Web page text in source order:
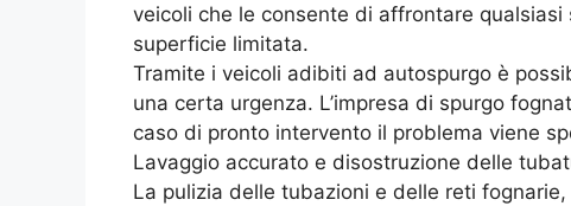
veicoli che le consente di affrontare
superficie limitata.
Tramite i veicoli adibiti ad autospurgo è
una certa urgenza. L’impresa di spurgo
caso di pronto intervento il problema viene
Lavaggio accurato e disostruzione delle
La pulizia delle tubazioni e delle reti